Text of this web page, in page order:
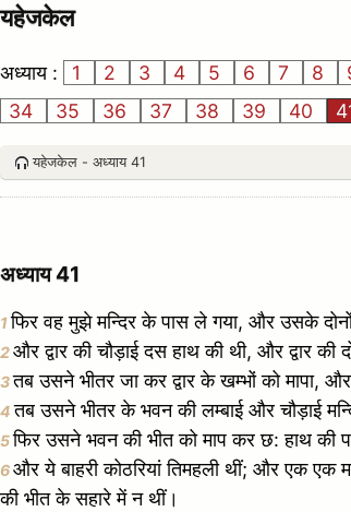
यहेजकेल
अध्याय : 1 2 3 4 5 6 7 8
34
35 36 37 38 39 40
यहेजकेल - अध्याय 41
अध्याय 41
1फिर वह मुझे मन्दिर के पास ले गया, और उसके
2और द्वार की चौड़ाई दस हाथ की थी, और द्वार
3तब उसने भीतर जा कर द्वार के खम्भों को मापा, और
4तब उसने भीतर के भवन की लम्बाई और चौड़ाई
5फिर उसने भवन की भीत को माप कर छ: हाथ की
6और ये बाहरी कोठरियां तिमहली थीं; और एक एक
की भीत के सहारे में न थीं।